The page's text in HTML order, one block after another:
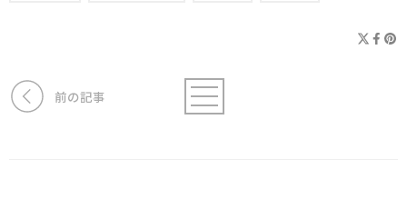
前の記事